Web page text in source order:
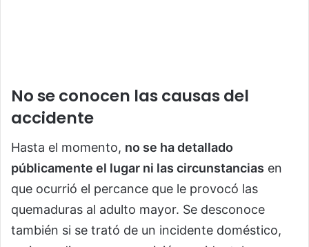
No se conocen las causas del
accidente
Hasta el momento, no se ha detallado
públicamente el lugar ni las circunstancias en
que ocurrió el percance que le provocó las
quemaduras al adulto mayor. Se desconoce
también si se trató de un incidente doméstico,